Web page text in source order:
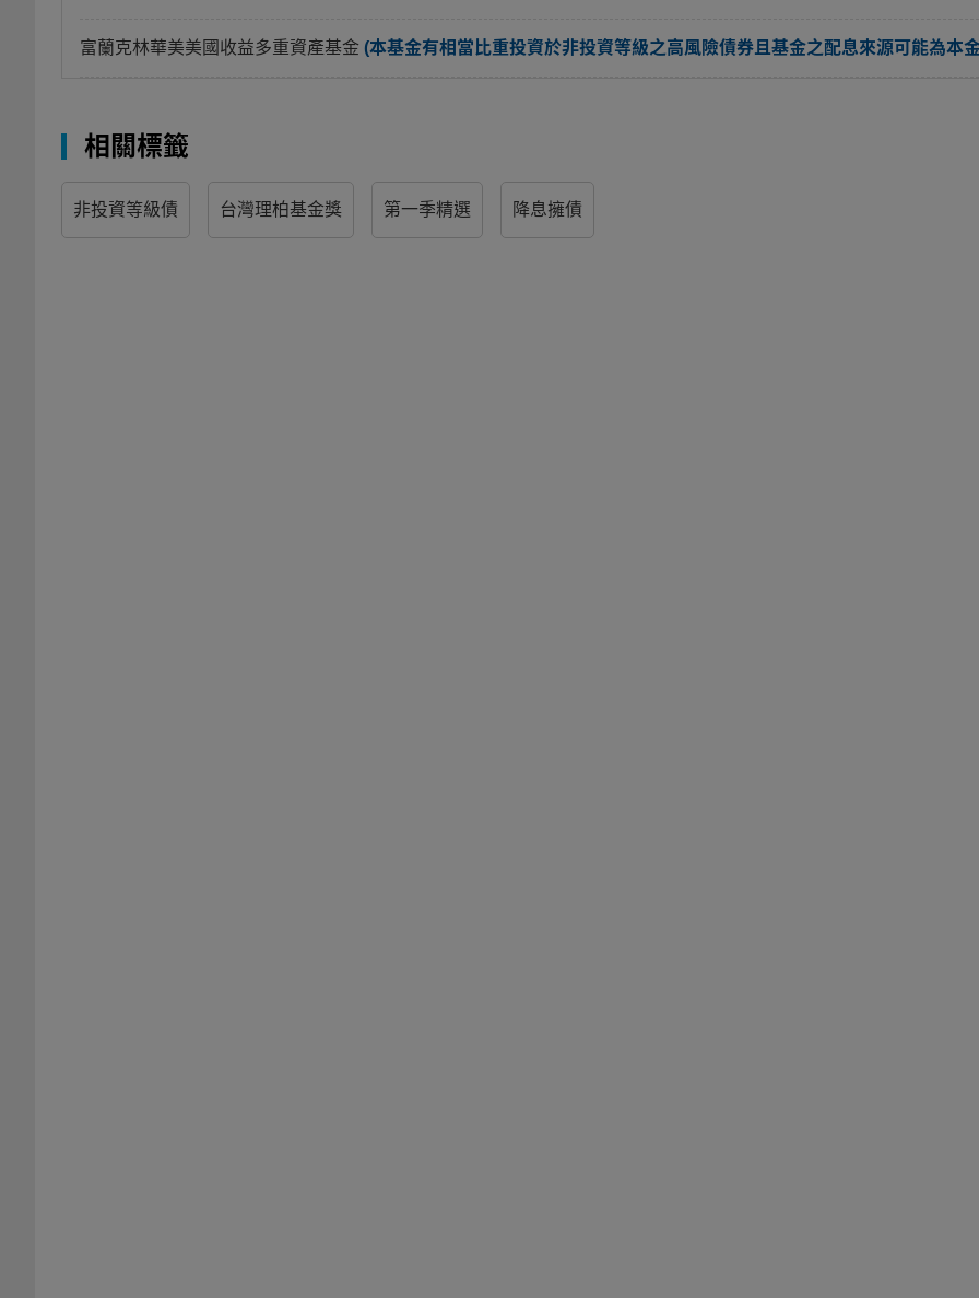
富蘭克林華美美國收益多重資產基金 (本基金有相當比重投資於非投資等級之高風險債券且基金之配息來源可能為本
相關標籤
非投資等級債 台灣理柏基金獎 第一季精選 降息擁債